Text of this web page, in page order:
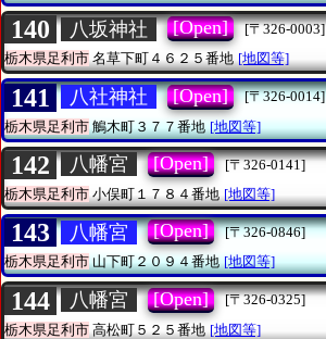
140 八坂神社 [Open]
[〒326-0003]
栃木県足利市名草下町４６２５番地 [地図等]
141 八社神社 [Open]
[〒326-0014]
栃木県足利市鵤木町３７７番地 [地図等]
142 八幡宮 [Open]
[〒326-0141]
栃木県足利市 小俣町１７８４番地 [地図等]
143 八幡宮 [Open]
[〒326-0846]
栃木県足利市山下町２０９４番地 [地図等]
144 八幡宮 [Open]
[〒326-0325]
栃木県足利市 高松町５２５番地 [地図等]